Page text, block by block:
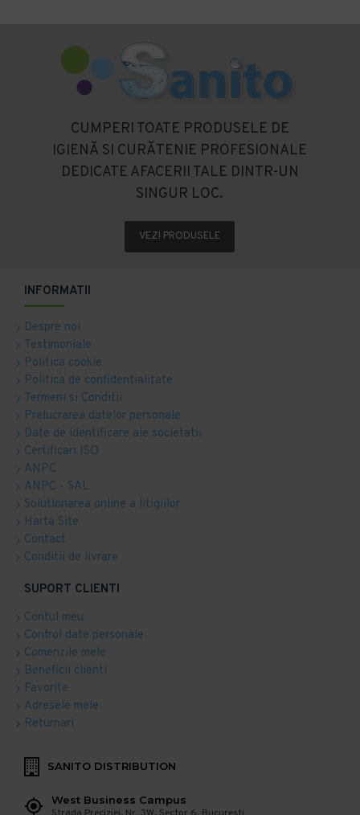
CUMPERI TOATE PRODUSELE DE
IGIENĂ SI CURĂTENIE PROFESIONALE
DEDICATE AFACERII TALE DINTR-UN
SINGUR LOC.
VEZI PRODUSELE
INFORMATII
Despre noi
Testimoniale
Politica cookie
Politica de confidentialitate
Termeni si Conditii
Prelucrarea datelor personale
Date de identificare ale societatii
Certificari ISO
ANPC
ANPC - SAL
Solutionarea online a litigiilor
Harta Site
Contact
Conditii de livrare
SUPORT CLIENTI
Contul meu
Control date personale
Comenzile mele
Beneficii clienti
Favorite
Adresele mele
Returnari
SANITO DISTRIBUTION
West Business Campus